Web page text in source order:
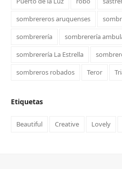
sombrereros aruquenses
sombrerería
sombrerería
sombrerería La Estrella
sombreros robados
Teror
Etiquetas
Beautiful Creative Lovely